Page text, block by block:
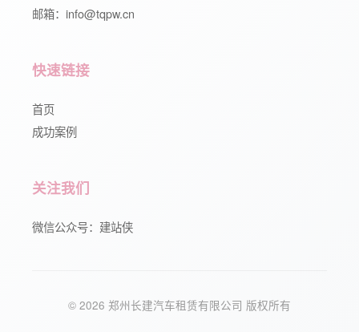
邮箱：info@tqpw.cn
快速链接
首页
成功案例
关注我们
微信公众号：建站侠
© 2026 郑州长建汽车租赁有限公司 版权所有